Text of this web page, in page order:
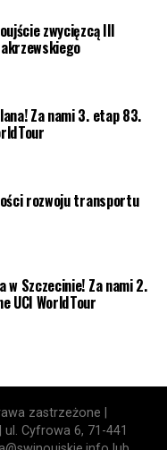
zwycięzcą III
Za nami 3. etap 83.
rozwoju transportu
w Szczecinie! Za nami 2.
UCI WorldTour
zastrzeżone |
Cyfrowa 6, 71-441